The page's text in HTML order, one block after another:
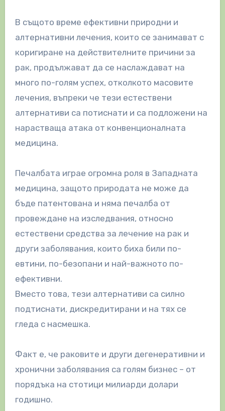
В същото време ефективни природни и
алтернативни лечения, които се занимават с
коригиране на действителните причини за
рак, продължават да се наслаждават на
много по-голям успех, отколкото масовите
лечения, въпреки че тези естествени
алтернативи са потиснати и са подложени на
нарастваща атака от конвенционалната
медицина.
Печалбата играе огромна роля в Западната
медицина, защото природата не може да
бъде патентована и няма печалба от
провеждане на изследвания, относно
естествени средства за лечение на рак и
други заболявания, които биха били по-
евтини, по-безопани и най-важното по-
ефективни.
Вместо това, тези алтернативи са силно
подтиснати, дискредитирани и на тях се
гледа с насмешка.
Факт е, че раковите и други дегенеративни и
хронични заболявания са голям бизнес – от
порядъка на стотици милиарди долари
годишно.